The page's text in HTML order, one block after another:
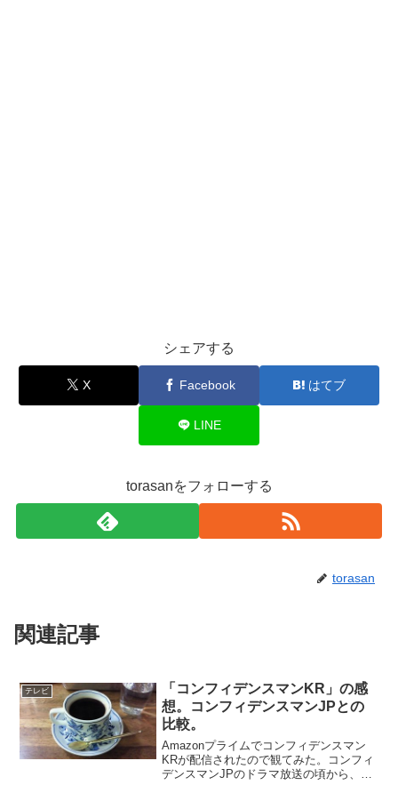
シェアする
X Facebook はてブ
LINE
torasanをフォローする
torasan
関連記事
テレビ
「コンフィデンスマンKR」の感
想。コンフィデンスマンJPとの
比較。
Amazonプライムでコンフィデンスマン
KRが配信されたので観てみた。コンフィ
デンスマンJPのドラマ放送の頃から、コ